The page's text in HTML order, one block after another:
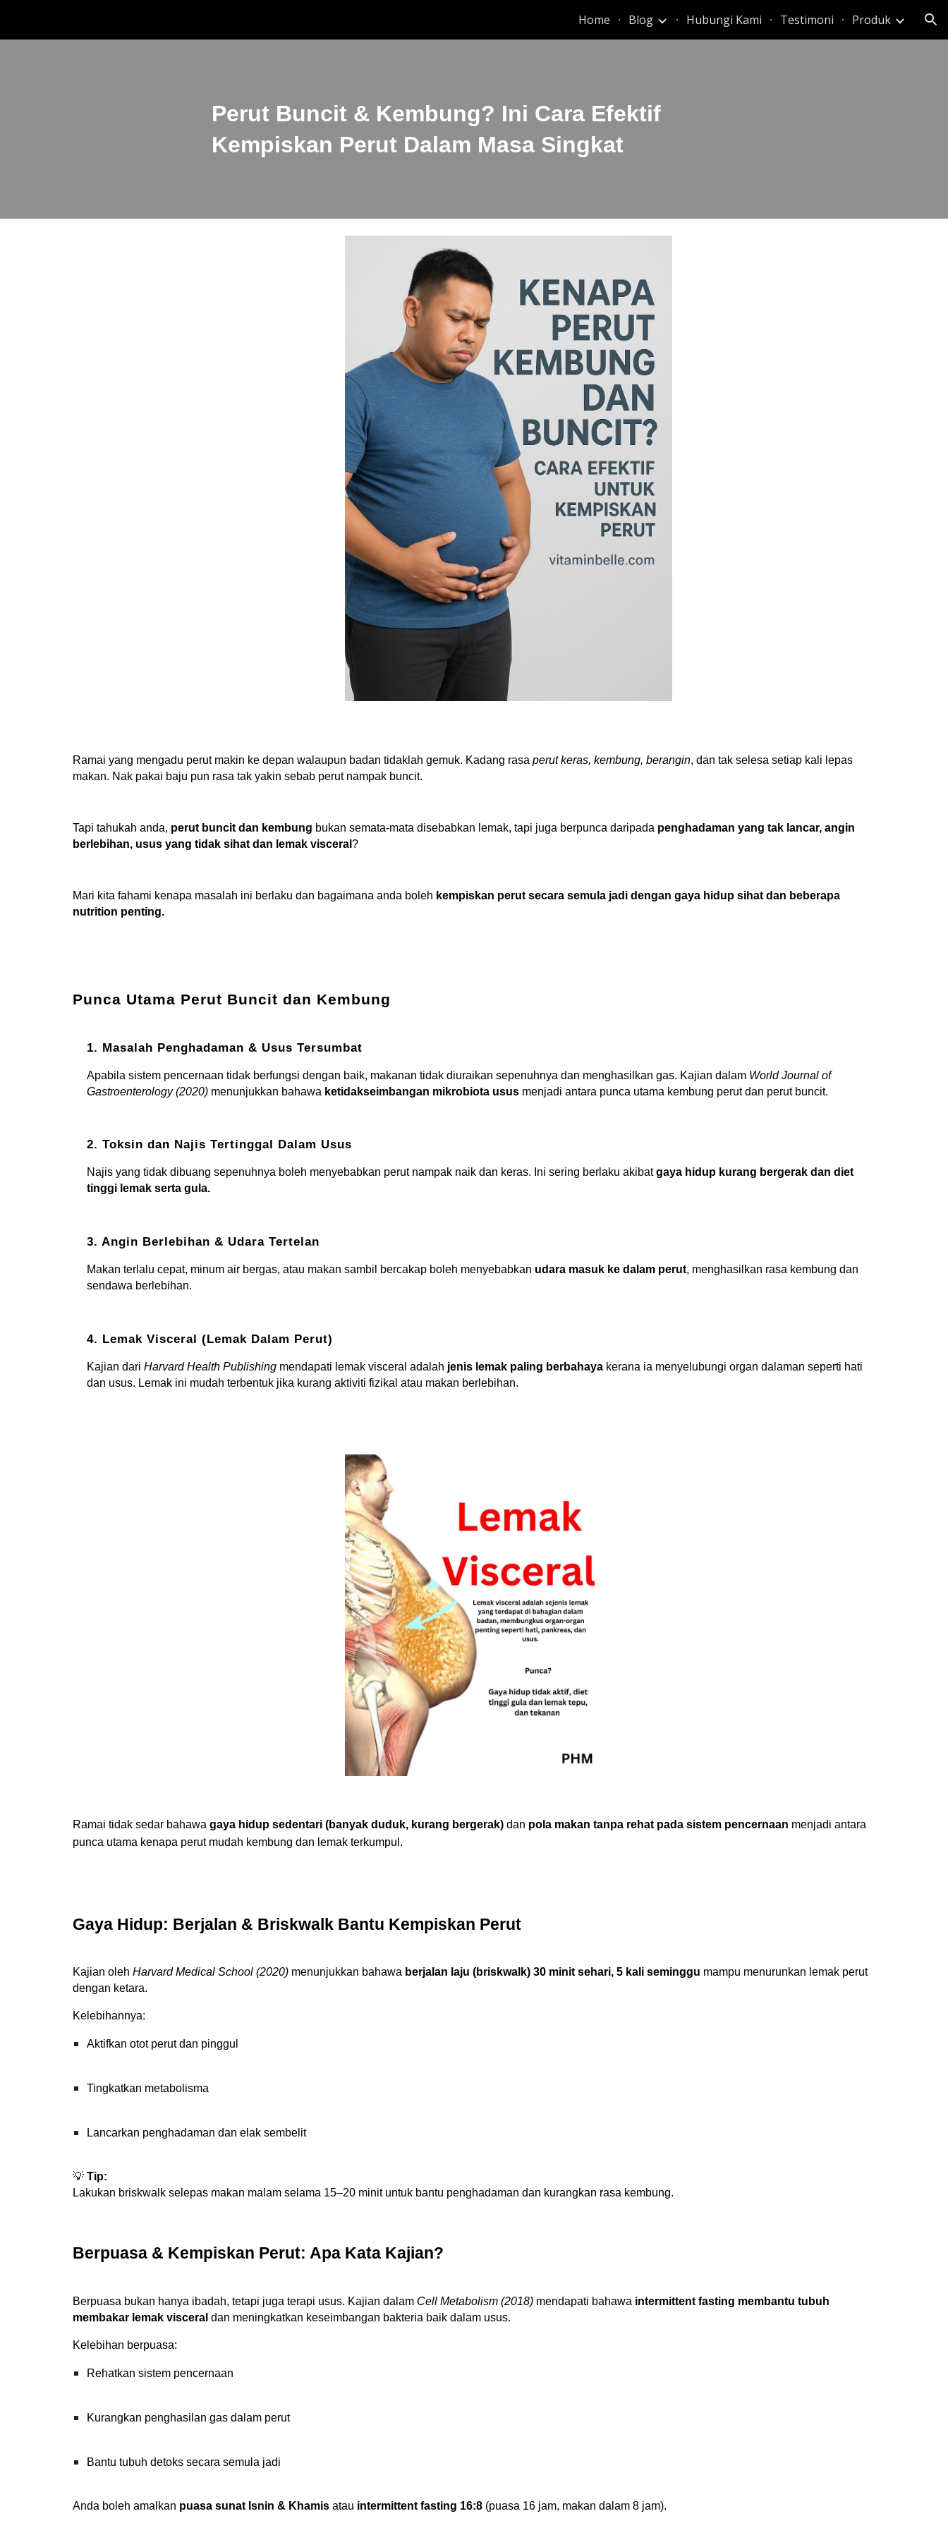
Skip to navigation
Home Blog Hubungi Kami Testimoni Produk
Perut Buncit & Kembung? Ini Cara Efektif
Kempiskan Perut Dalam Masa Singkat
Ramai yang mengadu perut makin ke depan walaupun badan tidaklah gemuk. Kadang rasa perut keras, kembung, berangin, dan tak selesa setiap kali lepas
makan. Nak pakai baju pun rasa tak yakin sebab perut nampak buncit.
Tapi tahukah anda, perut buncit dan kembung bukan semata-mata disebabkan lemak, tapi juga berpunca daripada penghadaman yang tak lancar, angin
berlebihan, usus yang tidak sihat dan lemak visceral ?
Mari kita fahami kenapa masalah ini berlaku dan bagaimana anda boleh kempiskan perut secara semula jadi dengan gaya hidup sihat dan beberapa
nutrition penting.
Punca Utama Perut Buncit dan Kembung
1. Masalah Penghadaman & Usus Tersumbat
Apabila sistem pencernaan tidak berfungsi dengan baik, makanan tidak diuraikan sepenuhnya dan menghasilkan gas. Kajian dalam World Journal of
Gastroenterology (2020)menunjukkan bahawa ketidakseimbangan mikrobiota ususmenjadi antara punca utama kembung perut dan perut buncit.
2. Toksin dan Najis Tertinggal Dalam Usus
Najis yang tidak dibuang sepenuhnya boleh menyebabkan perut nampak naik dan keras. Ini sering berlaku akibatgaya hidup kurang bergerak dan diet
tinggi lemak serta gula.
3. Angin Berlebihan & Udara Tertelan
Makan terlalu cepat, minum air bergas, atau makan sambil bercakap boleh menyebabkan udara masuk ke dalam perut, menghasilkan rasa kembung dan
sendawa berlebihan.
4. Lemak Visceral (Lemak Dalam Perut)
Kajian dari Harvard Health Publishingmendapati lemak visceral adalah jenis lemak paling berbahayakerana ia menyelubungi organ dalaman seperti hati
dan usus. Lemak ini mudah terbentuk jika kurang aktiviti fizikal atau makan berlebihan.
Ramai tidak sedar bahawa gaya hidup sedentari (banyak duduk, kurang bergerak)dan pola makan tanpa rehat pada sistem pencernaan menjadi antara
punca utama kenapa perut mudah kembung dan lemak terkumpul.
Gaya Hidup: Berjalan & Briskwalk Bantu Kempiskan Perut
Kajian oleh Harvard Medical School (2020)menunjukkan bahawa berjalan laju (briskwalk) 30 minit sehari, 5 kali seminggu mampu menurunkan lemak perut
dengan ketara.
Kelebihannya:
Aktifkan otot perut dan pinggul
Tingkatkan metabolisma
Lancarkan penghadaman dan elak sembelit
💡 Tip:
Lakukan briskwalk selepas makan malam selama 15–20 minit untuk bantu penghadaman dan kurangkan rasa kembung.
Berpuasa & Kempiskan Perut: Apa Kata Kajian?
Berpuasa bukan hanya ibadah, tetapi juga terapi usus. Kajian dalam Cell Metabolism (2018)mendapati bahawa intermittent fasting membantu tubuh
membakar lemak visceral dan meningkatkan keseimbangan bakteria baik dalam usus.
Kelebihan berpuasa:
Rehatkan sistem pencernaan
Kurangkan penghasilan gas dalam perut
Bantu tubuh detoks secara semula jadi
Anda boleh amalkan puasa sunat Isnin & Khamisatau intermittent fasting 16:8(puasa 16 jam, makan dalam 8 jam).